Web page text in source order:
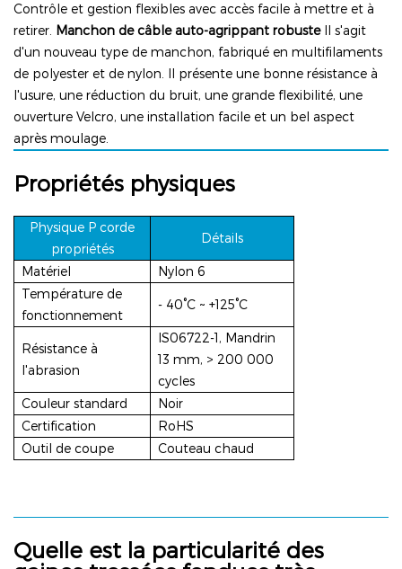
Contrôle et gestion flexibles avec accès facile à mettre et à
retirer. Manchon de câble auto-agrippant robuste Il s'agit
d'un nouveau type de manchon, fabriqué en multifilaments
de polyester et de nylon. Il présente une bonne résistance à
l'usure, une réduction du bruit, une grande flexibilité, une
ouverture Velcro, une installation facile et un bel aspect
après moulage.
Propriétés physiques
Physique P corde
propriétés
Détails
Matériel
Nylon 6
Température de
fonctionnement
- 40°C ~ +125°C
Résistance à
l'abrasion
lS06722-1, Mandrin
13 mm, > 200 000
cycles
Couleur standard
Noir
Certification
RoHS
Outil de coupe
Couteau chaud
Quelle est la particularité des